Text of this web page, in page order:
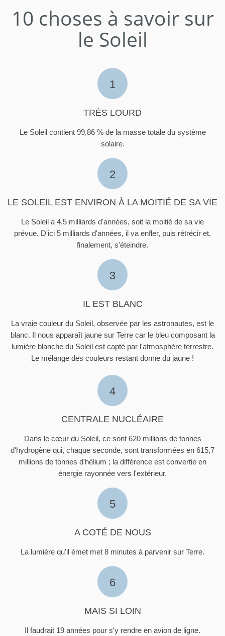
10 choses à savoir sur
le Soleil
1
TRÈS LOURD
Le Soleil contient 99,86 % de la masse totale du système
solaire.
2
LE SOLEIL EST ENVIRON À LA MOITIÉ DE SA VIE
Le Soleil a 4,5 milliards d'années, soit la moitié de sa vie
prévue. D'ici 5 milliards d'années, il va enfler, puis rétrécir et,
finalement, s'éteindre.
3
IL EST BLANC
La vraie couleur du Soleil, observée par les astronautes, est le
blanc. Il nous apparaît jaune sur Terre car le bleu composant la
lumière blanche du Soleil est capté par l'atmosphère terrestre.
Le mélange des couleurs restant donne du jaune !
4
CENTRALE NUCLÉAIRE
Dans le cœur du Soleil, ce sont 620 millions de tonnes
d'hydrogène qui, chaque seconde, sont transformées en 615,7
millions de tonnes d'hélium ; la différence est convertie en
énergie rayonnée vers l'extérieur.
5
A COTÉ DE NOUS
La lumière qu'il émet met 8 minutes à parvenir sur Terre.
6
MAIS SI LOIN
Il faudrait 19 années pour s'y rendre en avion de ligne.